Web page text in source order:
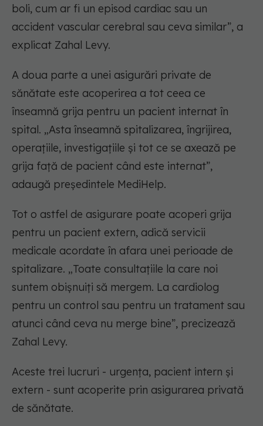
boli, cum ar fi un episod cardiac sau un
accident vascular cerebral sau ceva similar”, a
explicat Zahal Levy.
A doua parte a unei asigurări private de
sănătate este acoperirea a tot ceea ce
înseamnă grija pentru un pacient internat în
spital. „Asta înseamnă spitalizarea, îngrijirea,
operațiile, investigațiile și tot ce se axează pe
grija față de pacient când este internat”,
adaugă președintele MediHelp.
Tot o astfel de asigurare poate acoperi grija
pentru un pacient extern, adică servicii
medicale acordate în afara unei perioade de
spitalizare. „Toate consultațiile la care noi
suntem obișnuiți să mergem. La cardiolog
pentru un control sau pentru un tratament sau
atunci când ceva nu merge bine”, precizează
Zahal Levy.
Aceste trei lucruri - urgența, pacient intern și
extern - sunt acoperite prin asigurarea privată
de sănătate.